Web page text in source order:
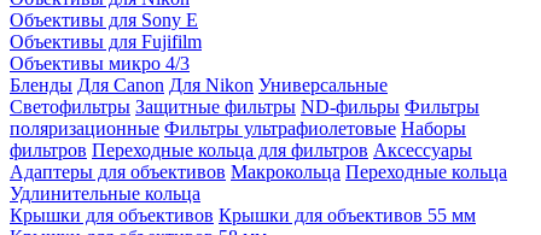
Объективы для Sony E
Объективы для Fujifilm
Объективы микро 4/3
Бленды Для Canon Для Nikon Универсальные
Светофильтры Защитные фильтры ND-фильры Фильтры
поляризационные Фильтры ультрафиолетовые Наборы
фильтров Переходные кольца для фильтров Аксессуары
Адаптеры для объективов Макрокольца Переходные кольца
Удлинительные кольца
Крышки для объективов Крышки для объективов 55 мм